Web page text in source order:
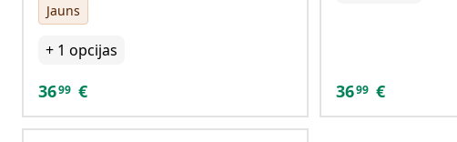
Jauns
+ 1 opcijas
3699 € 3699 €